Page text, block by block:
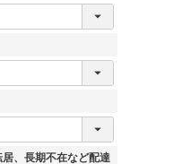
、長期不在など配達